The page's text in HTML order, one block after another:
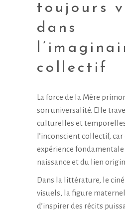
toujours
dans
collectif
La force de la Mère
son universalité. Elle
culturelles et
l’inconscient collectif,
expérience fondamentale
naissance et du lien
Dans la littérature, le
visuels, la figure
d’inspirer des récits